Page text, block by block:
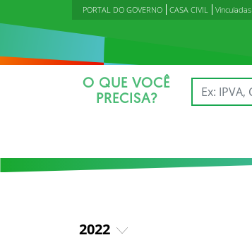
PORTAL DO GOVERNO CASA CIVIL Vinculadas
O QUE VOCÊ
PRECISA?
2022